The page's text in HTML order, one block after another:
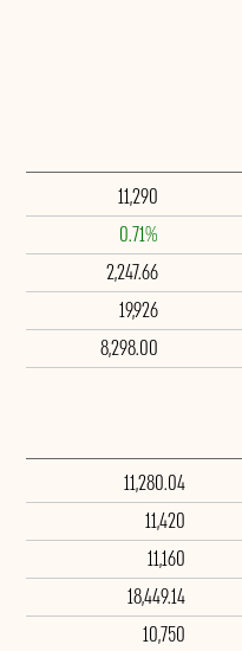
11,290
0.71%
2,247.66
19,926
8,298.00
11,280.04
11,420
11,160
18,449.14
10,750